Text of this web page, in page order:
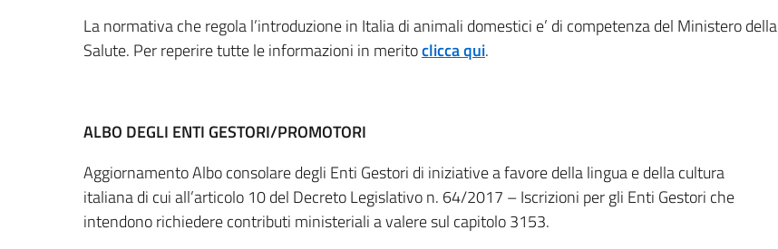
La normativa che regola l’introduzione in Italia di animali domestici e’ di competenza del Ministero della
Salute. Per reperire tutte le informazioni in meritoclicca qui.
ALBO DEGLI ENTI GESTORI/PROMOTORI
Aggiornamento Albo consolare degli Enti Gestori di iniziative a favore della lingua e della cultura
italiana di cui all’articolo 10 del Decreto Legislativo n. 64/2017 – Iscrizioni per gli Enti Gestori che
intendono richiedere contributi ministeriali a valere sul capitolo 3153.